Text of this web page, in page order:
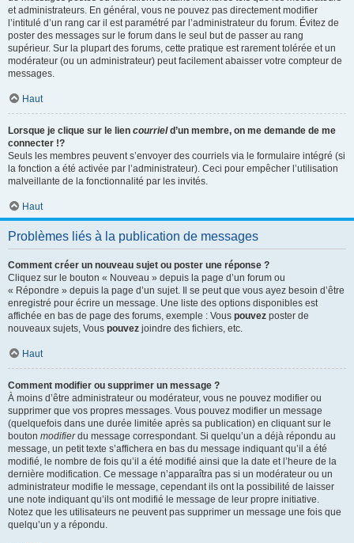
et administrateurs. En général, vous ne pouvez pas directement modifier
l’intitulé d’un rang car il est paramétré par l’administrateur du forum. Évitez de
poster des messages sur le forum dans le seul but de passer au rang
supérieur. Sur la plupart des forums, cette pratique est rarement tolérée et un
modérateur (ou un administrateur) peut facilement abaisser votre compteur de
messages.
Haut
Lorsque je clique sur le lien courrield’un membre, on me demande de me
connecter !?
Seuls les membres peuvent s’envoyer des courriels via le formulaire intégré (si
la fonction a été activée par l’administrateur). Ceci pour empêcher l’utilisation
malveillante de la fonctionnalité par les invités.
Haut
Problèmes liés à la publication de messages
Comment créer un nouveau sujet ou poster une réponse ?
Cliquez sur le bouton « Nouveau » depuis la page d’un forum ou
« Répondre » depuis la page d’un sujet. Il se peut que vous ayez besoin d’être
enregistré pour écrire un message. Une liste des options disponibles est
affichée en bas de page des forums, exemple : Vous pouvez poster de
nouveaux sujets, Vous pouvez joindre des fichiers, etc.
Haut
Comment modifier ou supprimer un message ?
À moins d’être administrateur ou modérateur, vous ne pouvez modifier ou
supprimer que vos propres messages. Vous pouvez modifier un message
(quelquefois dans une durée limitée après sa publication) en cliquant sur le
bouton modifierdu message correspondant. Si quelqu’un a déjà répondu au
message, un petit texte s’affichera en bas du message indiquant qu’il a été
modifié, le nombre de fois qu’il a été modifié ainsi que la date et l’heure de la
dernière modification. Ce message n’apparaîtra pas si un modérateur ou un
administrateur modifie le message, cependant ils ont la possibilité de laisser
une note indiquant qu’ils ont modifié le message de leur propre initiative.
Notez que les utilisateurs ne peuvent pas supprimer un message une fois que
quelqu’un y a répondu.